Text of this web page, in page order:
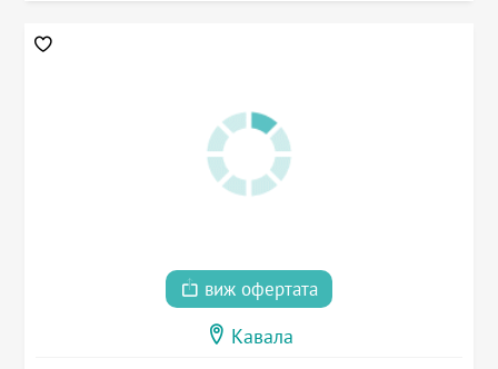
виж офертата
Кавала